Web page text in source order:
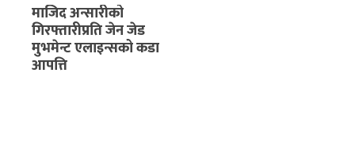
माजिद अन्सारीको
गिरफ्तारीप्रति जेन जेड
मुभमेन्ट एलाइन्सको कडा
आपत्ति